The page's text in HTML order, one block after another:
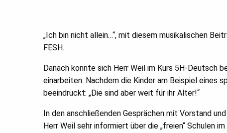
„Ich bin nicht allein…“, mit diesem musikalischen
FESH.
Danach konnte sich Herr Weil im Kurs 5H-Deutsch
einarbeiten. Nachdem die Kinder am Beispiel
beeindruckt: „Die sind aber weit für ihr Alter!“
In den anschließenden Gesprächen mit Vorstand
Herr Weil sehr informiert über die „freien“ Schulen